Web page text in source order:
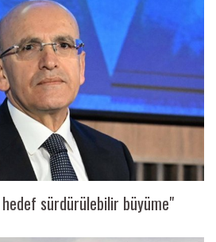
sürdürülebilir büyüme"